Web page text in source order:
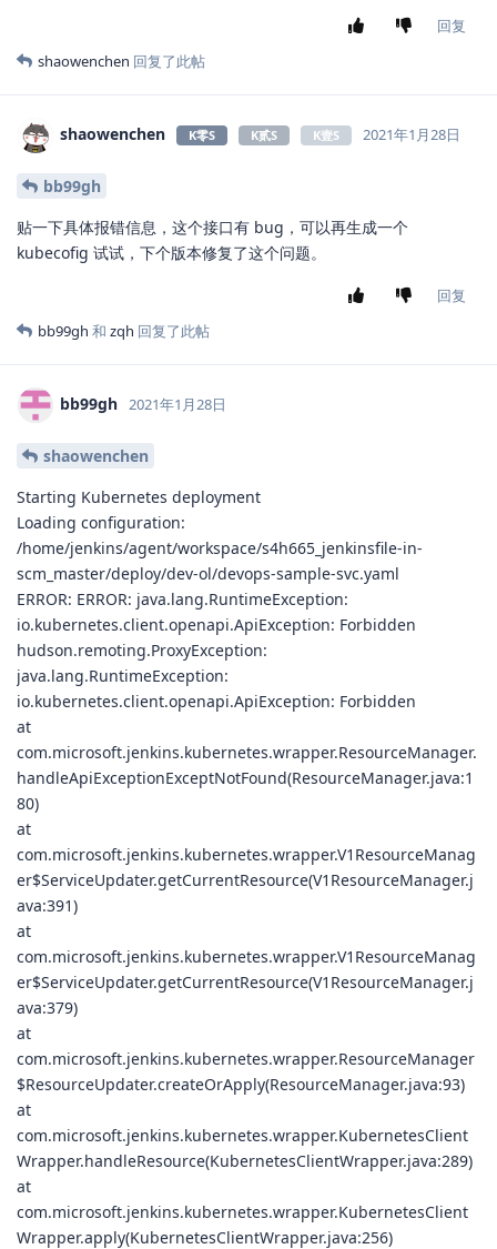
回复
shaowenchen 回复了此帖
shaowenchen K零S K贰S K壹S 2021年1月28日
bb99gh
贴一下具体报错信息，这个接口有 bug，可以再生成一个
kubecofig 试试，下个版本修复了这个问题。
回复
bb99gh 和 zqh 回复了此帖
bb99gh 2021年1月28日
shaowenchen
Starting Kubernetes deployment
Loading configuration:
/home/jenkins/agent/workspace/s4h665_jenkinsfile-in-
scm_master/deploy/dev-ol/devops-sample-svc.yaml
ERROR: ERROR: java.lang.RuntimeException:
io.kubernetes.client.openapi.ApiException: Forbidden
hudson.remoting.ProxyException:
java.lang.RuntimeException:
io.kubernetes.client.openapi.ApiException: Forbidden
at
com.microsoft.jenkins.kubernetes.wrapper.ResourceManager.
handleApiExceptionExceptNotFound(ResourceManager.java:1
80)
at
com.microsoft.jenkins.kubernetes.wrapper.V1ResourceManag
er$ServiceUpdater.getCurrentResource(V1ResourceManager.j
ava:391)
at
com.microsoft.jenkins.kubernetes.wrapper.V1ResourceManag
er$ServiceUpdater.getCurrentResource(V1ResourceManager.j
ava:379)
at
com.microsoft.jenkins.kubernetes.wrapper.ResourceManager
$ResourceUpdater.createOrApply(ResourceManager.java:93)
at
com.microsoft.jenkins.kubernetes.wrapper.KubernetesClient
Wrapper.handleResource(KubernetesClientWrapper.java:289)
at
com.microsoft.jenkins.kubernetes.wrapper.KubernetesClient
Wrapper.apply(KubernetesClientWrapper.java:256)